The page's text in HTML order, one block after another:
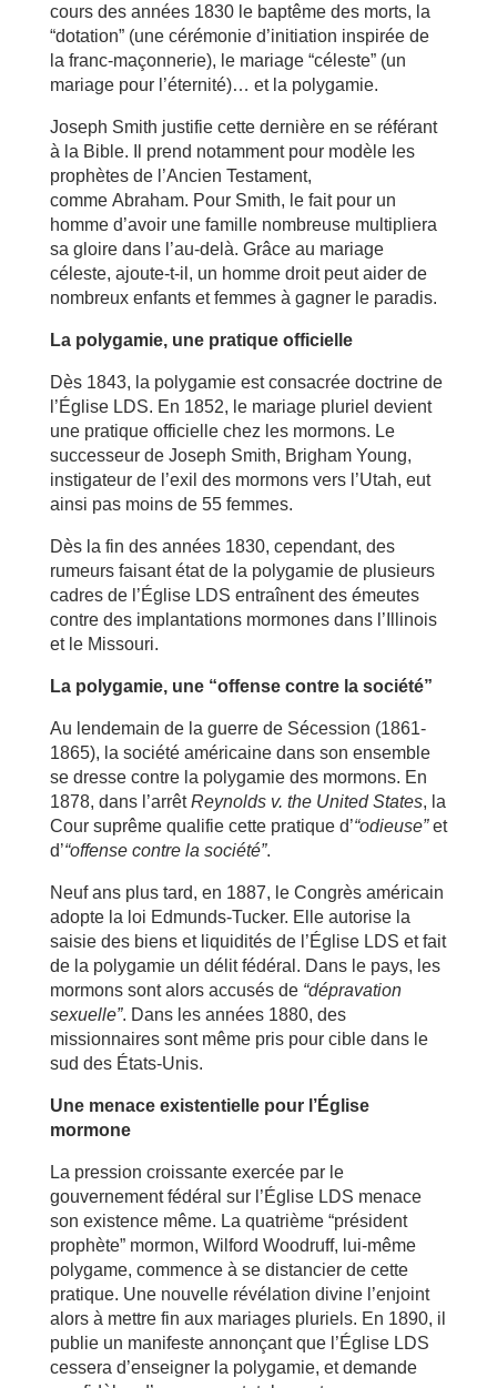
cours des années 1830 le baptême des morts, la
“dotation” (une cérémonie d’initiation inspirée de
la franc-maçonnerie), le mariage “céleste” (un
mariage pour l’éternité)… et la polygamie.
Joseph Smith justifie cette dernière en se référant
à la Bible. Il prend notamment pour modèle les
prophètes de l’Ancien Testament,
comme Abraham. Pour Smith, le fait pour un
homme d’avoir une famille nombreuse multipliera
sa gloire dans l’au-delà. Grâce au mariage
céleste, ajoute-t-il, un homme droit peut aider de
nombreux enfants et femmes à gagner le paradis.
La polygamie, une pratique officielle
Dès 1843, la polygamie est consacrée doctrine de
l’Église LDS. En 1852, le mariage pluriel devient
une pratique officielle chez les mormons. Le
successeur de Joseph Smith, Brigham Young,
instigateur de l’exil des mormons vers l’Utah, eut
ainsi pas moins de 55 femmes.
Dès la fin des années 1830, cependant, des
rumeurs faisant état de la polygamie de plusieurs
cadres de l’Église LDS entraînent des émeutes
contre des implantations mormones dans l’Illinois
et le Missouri.
La polygamie, une “offense contre la société”
Au lendemain de la guerre de Sécession (1861-
1865), la société américaine dans son ensemble
se dresse contre la polygamie des mormons. En
1878, dans l’arrêtReynolds v. the United States, la
Cour suprême qualifie cette pratique d’“odieuse”et
d’“offense contre la société”.
Neuf ans plus tard, en 1887, le Congrès américain
adopte la loi Edmunds-Tucker. Elle autorise la
saisie des biens et liquidités de l’Église LDS et fait
de la polygamie un délit fédéral. Dans le pays, les
mormons sont alors accusés de “dépravation
sexuelle”. Dans les années 1880, des
missionnaires sont même pris pour cible dans le
sud des États-Unis.
Une menace existentielle pour l’Église
mormone
La pression croissante exercée par le
gouvernement fédéral sur l’Église LDS menace
son existence même. La quatrième “président
prophète” mormon, Wilford Woodruff, lui-même
polygame, commence à se distancier de cette
pratique. Une nouvelle révélation divine l’enjoint
alors à mettre fin aux mariages pluriels. En 1890, il
publie un manifeste annonçant que l’Église LDS
cessera d’enseigner la polygamie, et demande